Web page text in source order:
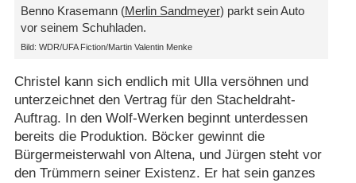
Benno Krasemann (Merlin Sandmeyer) parkt sein Auto
vor seinem Schuhladen.
Bild: WDR/UFA Fiction/Martin Valentin Menke
Christel kann sich endlich mit Ulla versöhnen und
unterzeichnet den Vertrag für den Stacheldraht-
Auftrag. In den Wolf-Werken beginnt unterdessen
bereits die Produktion. Böcker gewinnt die
Bürgermeisterwahl von Altena, und Jürgen steht vor
den Trümmern seiner Existenz. Er hat sein ganzes